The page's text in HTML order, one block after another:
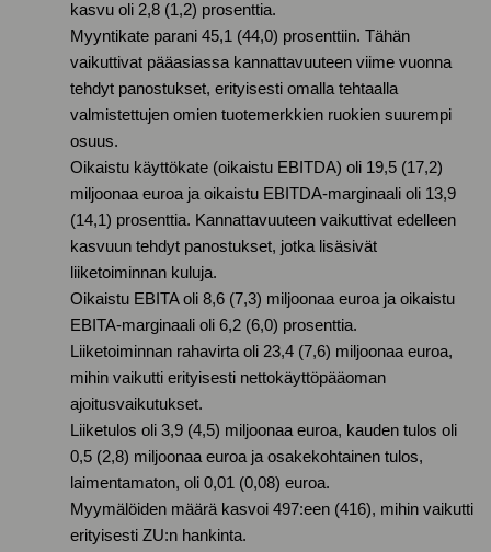
kasvu oli 2,8 (1,2) prosenttia.
Myyntikate parani 45,1 (44,0) prosenttiin. Tähän
vaikuttivat pääasiassa kannattavuuteen viime vuonna
tehdyt panostukset, erityisesti omalla tehtaalla
valmistettujen omien tuotemerkkien ruokien suurempi
osuus.
Oikaistu käyttökate (oikaistu EBITDA) oli 19,5 (17,2)
miljoonaa euroa ja oikaistu EBITDA-marginaali oli 13,9
(14,1) prosenttia. Kannattavuuteen vaikuttivat edelleen
kasvuun tehdyt panostukset, jotka lisäsivät
liiketoiminnan kuluja.
Oikaistu EBITA oli 8,6 (7,3) miljoonaa euroa ja oikaistu
EBITA-marginaali oli 6,2 (6,0) prosenttia.
Liiketoiminnan rahavirta oli 23,4 (7,6) miljoonaa euroa,
mihin vaikutti erityisesti nettokäyttöpääoman
ajoitusvaikutukset.
Liiketulos oli 3,9 (4,5) miljoonaa euroa, kauden tulos oli
0,5 (2,8) miljoonaa euroa ja osakekohtainen tulos,
laimentamaton, oli 0,01 (0,08) euroa.
Myymälöiden määrä kasvoi 497:een (416), mihin vaikutti
erityisesti ZU:n hankinta.